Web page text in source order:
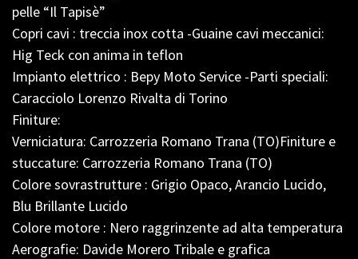
pelle “Il Tapisè”
Copri cavi : treccia inox cotta -Guaine cavi meccanici:
Hig Teck con anima in teflon
Impianto elettrico : Bepy Moto Service -Parti speciali:
Caracciolo Lorenzo Rivalta di Torino
Finiture:
Verniciatura: Carrozzeria Romano Trana (TO)Finiture e
stuccature: Carrozzeria Romano Trana (TO)
Colore sovrastrutture : Grigio Opaco, Arancio Lucido,
Blu Brillante Lucido
Colore motore : Nero raggrinzente ad alta temperatura
Aerografie: Davide Morero Tribale e grafica